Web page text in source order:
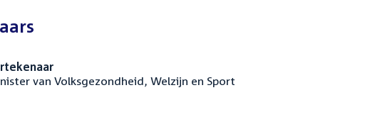
van Volksgezondheid, Welzijn en Sport